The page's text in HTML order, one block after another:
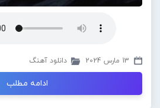
13 مارس 2024 دانلود آهنگ
ادامه مطلب